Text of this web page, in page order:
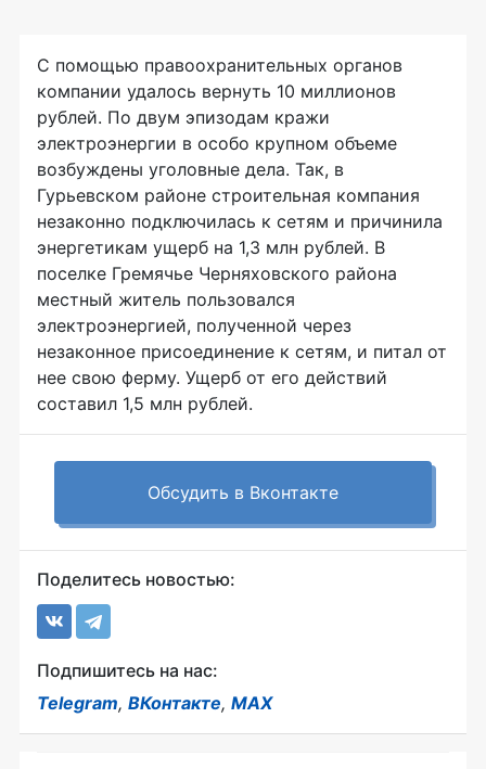
С помощью правоохранительных органов
компании удалось вернуть 10 миллионов
рублей. По двум эпизодам кражи
электроэнергии в особо крупном объеме
возбуждены уголовные дела. Так, в
Гурьевском районе строительная компания
незаконно подключилась к сетям и причинила
энергетикам ущерб на 1,3 млн рублей. В
поселке Гремячье Черняховского района
местный житель пользовался
электроэнергией, полученной через
незаконное присоединение к сетям, и питал от
нее свою ферму. Ущерб от его действий
составил 1,5 млн рублей.
Обсудить в Вконтакте
Поделитесь новостью:
Подпишитесь на нас:
Telegram, ВКонтакте, MAX